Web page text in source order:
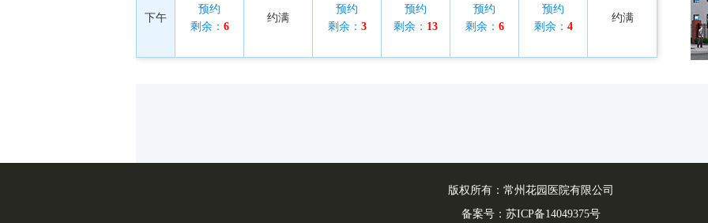
下午
预约
剩余： 6
约满
预约
剩余： 3
预约
剩余： 13
预约
剩余： 6
预约
剩余： 4
约满
版权所有：常州花园医院有限公司
备案号： 苏ICP备14049375号